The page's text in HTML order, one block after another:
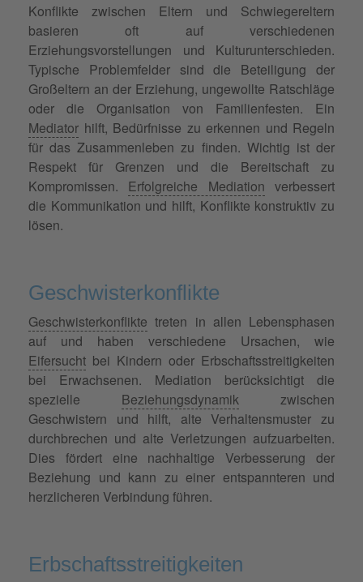
Konflikte zwischen Eltern und Schwiegereltern
basieren oft auf verschiedenen
Erziehungsvorstellungen und Kulturunterschieden.
Typische Problemfelder sind die Beteiligung der
Großeltern an der Erziehung, ungewollte Ratschläge
oder die Organisation von Familienfesten. Ein
Mediator hilft, Bedürfnisse zu erkennen und Regeln
für das Zusammenleben zu finden. Wichtig ist der
Respekt für Grenzen und die Bereitschaft zu
Kompromissen. Erfolgreiche Mediation verbessert
die Kommunikation und hilft, Konflikte konstruktiv zu
lösen.
Geschwisterkonflikte
Geschwisterkonflikte treten in allen Lebensphasen
auf und haben verschiedene Ursachen, wie
Eifersucht bei Kindern oder Erbschaftsstreitigkeiten
bei Erwachsenen. Mediation berücksichtigt die
spezielle Beziehungsdynamik zwischen
Geschwistern und hilft, alte Verhaltensmuster zu
durchbrechen und alte Verletzungen aufzuarbeiten.
Dies fördert eine nachhaltige Verbesserung der
Beziehung und kann zu einer entspannteren und
herzlicheren Verbindung führen.
Erbschaftsstreitigkeiten